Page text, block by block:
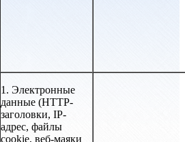
1. Электронные
данные (HTTP-
заголовки, IP-
адрес, файлы
cookie, веб-маяки